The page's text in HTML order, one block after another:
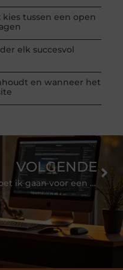
tussen een open
elk succesvol
en wanneer het
VOLGENDE
Moet ik gaan voor een inzethaard of een inbouw gashaard?